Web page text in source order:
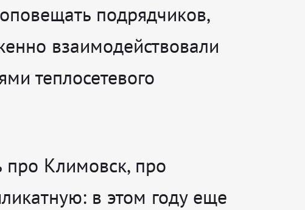
подрядчиков,
взаимодействовали
теплосетевого
про Климовск, про
в этом году еще